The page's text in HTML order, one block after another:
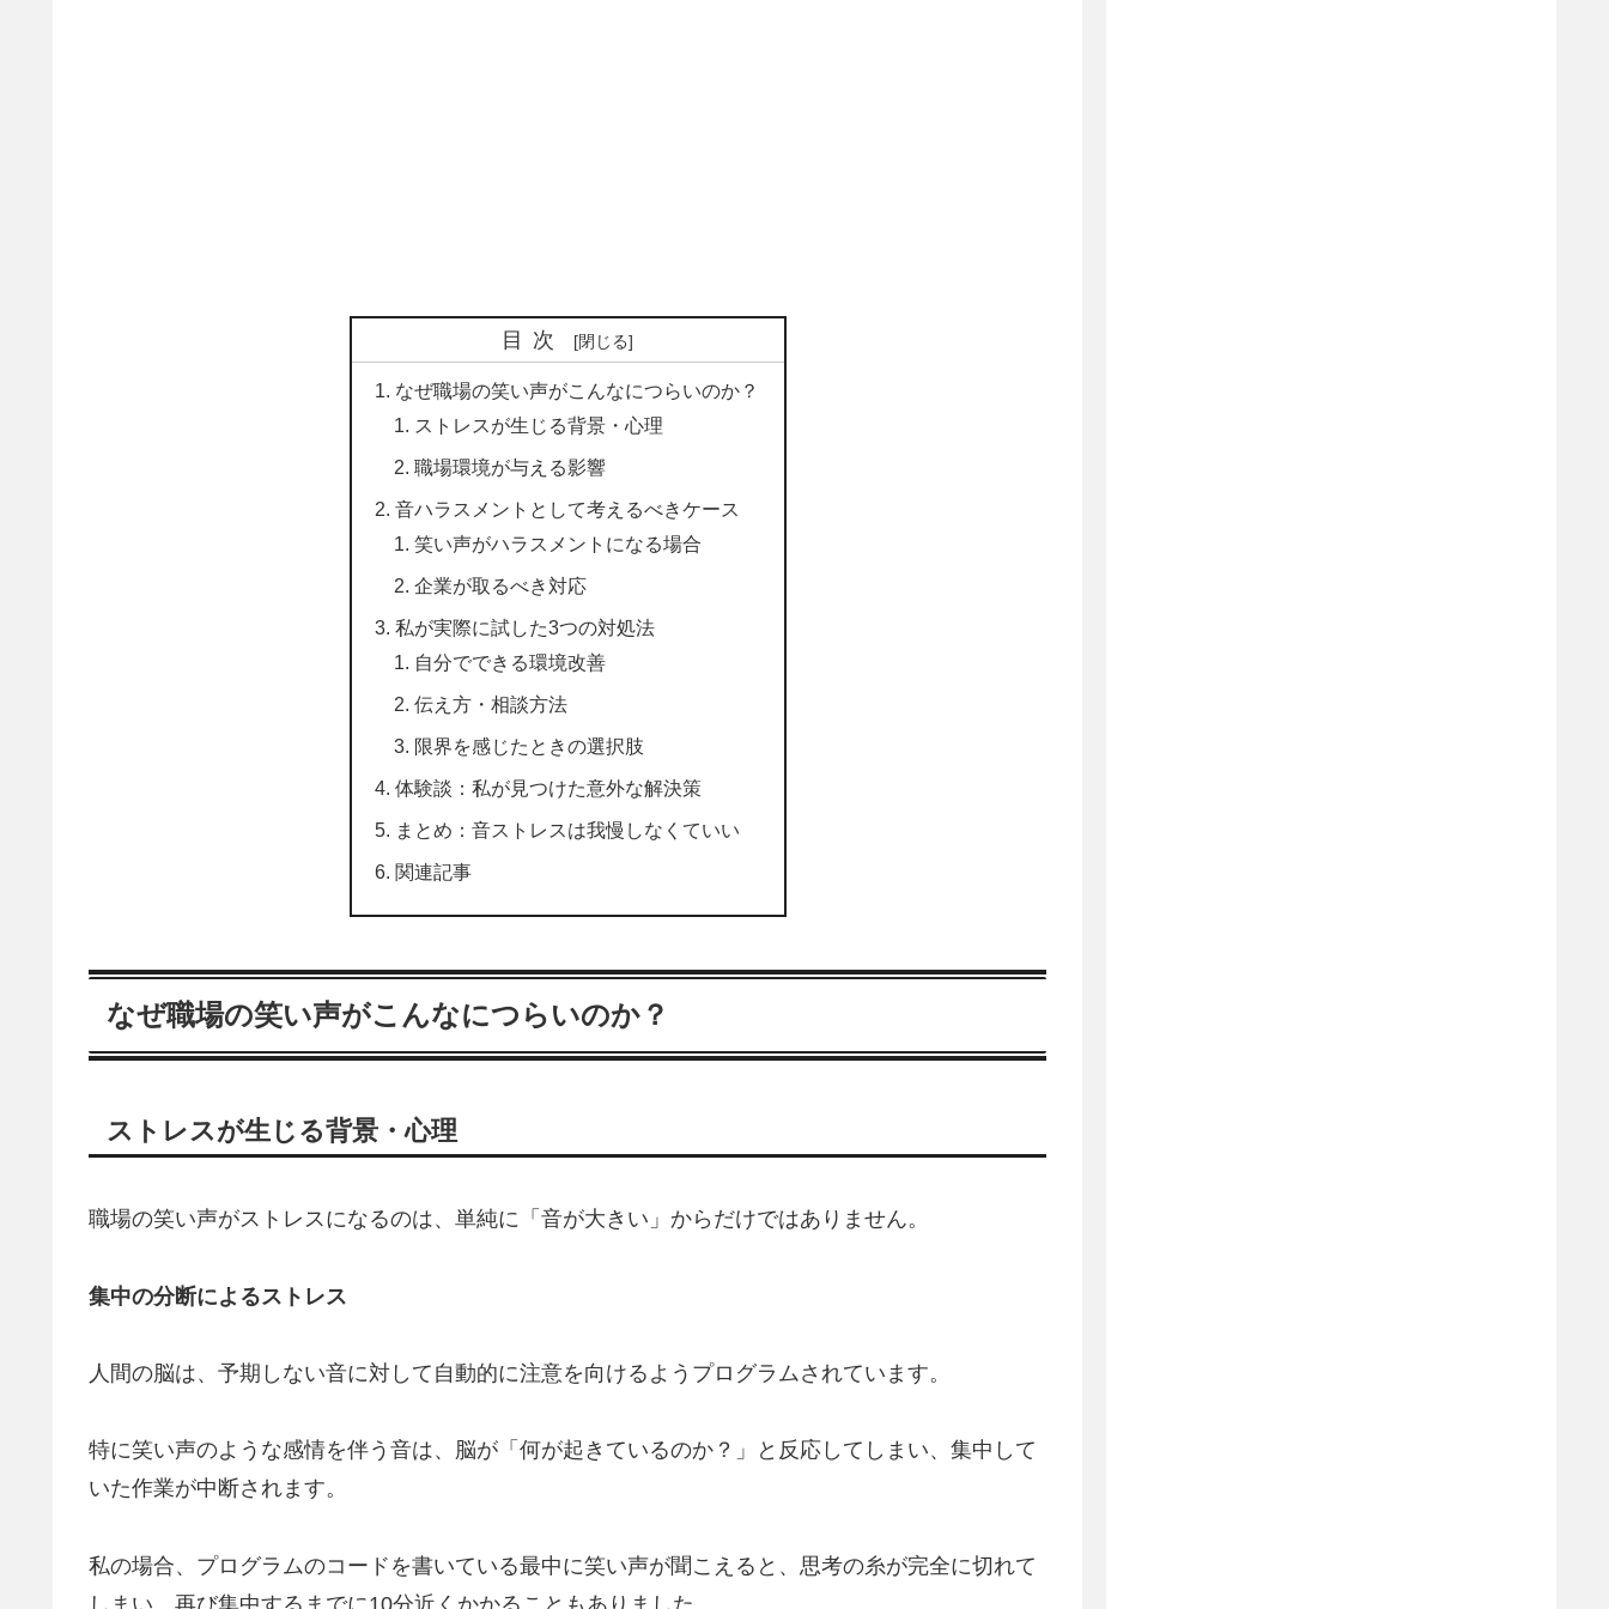
目次
なぜ職場の笑い声がこんなにつらいのか？
ストレスが生じる背景・心理
職場環境が与える影響
音ハラスメントとして考えるべきケース
笑い声がハラスメントになる場合
企業が取るべき対応
私が実際に試した3つの対処法
自分でできる環境改善
伝え方・相談方法
限界を感じたときの選択肢
体験談：私が見つけた意外な解決策
まとめ：音ストレスは我慢しなくていい
関連記事
なぜ職場の笑い声がこんなにつらいのか？
ストレスが生じる背景・心理
職場の笑い声がストレスになるのは、単純に「音が大きい」からだけではありません。
集中の分断によるストレス
人間の脳は、予期しない音に対して自動的に注意を向けるようプログラムされています。
特に笑い声のような感情を伴う音は、脳が「何が起きているのか？」と反応してしまい、集中して
いた作業が中断されます。
私の場合、プログラムのコードを書いている最中に笑い声が聞こえると、思考の糸が完全に切れて
しまい、再び集中するまでに10分近くかかることもありました。